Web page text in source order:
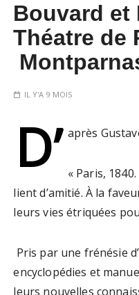
Bouvard et
Théatre de
IL Y'A 9 MOIS
D’ après
« Paris,
lient d’amitié. À la
leurs vies étriquées
Pris par une frénésie
encyclopédies et
leurs nouvelles